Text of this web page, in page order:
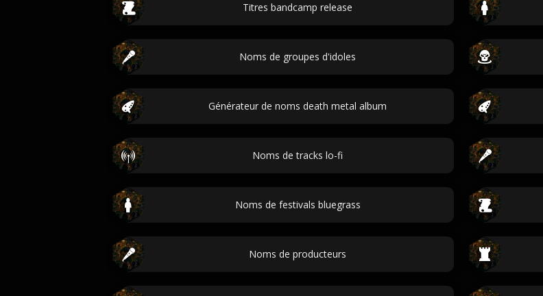
Titres bandcamp release
Noms de groupes d'idoles
Générateur de noms death metal album
Noms de tracks lo-fi
Noms de festivals bluegrass
Noms de producteurs